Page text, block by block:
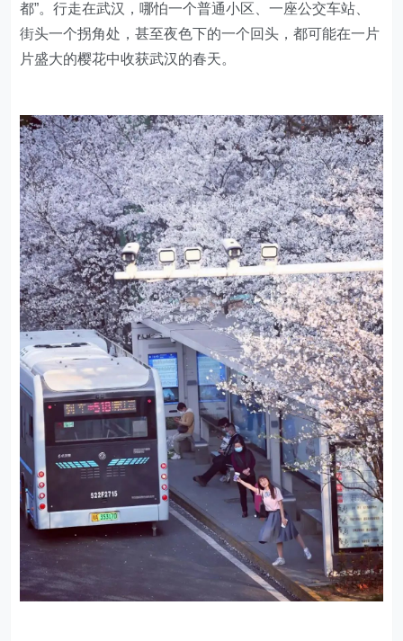
都”。行走在武汉，哪怕一个普通小区、一座公交车站、
街头一个拐角处，甚至夜色下的一个回头，都可能在一片
片盛大的樱花中收获武汉的春天。